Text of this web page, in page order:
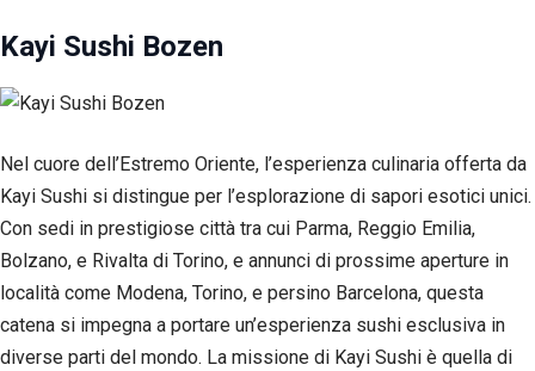
Kayi Sushi Bozen
Nel cuore dell’Estremo Oriente, l’esperienza culinaria offerta da
Kayi Sushi si distingue per l’esplorazione di sapori esotici unici.
Con sedi in prestigiose città tra cui Parma, Reggio Emilia,
Bolzano, e Rivalta di Torino, e annunci di prossime aperture in
località come Modena, Torino, e persino Barcelona, questa
catena si impegna a portare un’esperienza sushi esclusiva in
diverse parti del mondo. La missione di Kayi Sushi è quella di